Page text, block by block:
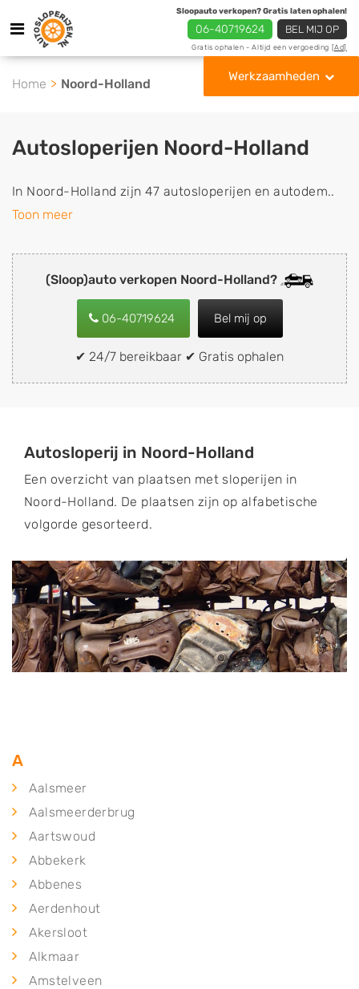
Sloopauto verkopen? Gratis laten ophalen!
06-40719624 BEL MIJ OP
Gratis ophalen - Altijd een vergoeding [Ad]
Werkzaamheden
Home Noord-Holland
(Sloop)auto verkopen Noord-Holland?
06-40719624 Bel mij op
✔ 24/7 bereikbaar ✔ Gratis ophalen
Autosloperijen Noord-Holland
In Noord-Holland zijn 47 autosloperijen en autodem..
Toon meer
Autosloperij in Noord-Holland
Een overzicht van plaatsen met sloperijen in
Noord-Holland. De plaatsen zijn op alfabetische
volgorde gesorteerd.
A
Aalsmeer
Aalsmeerderbrug
Aartswoud
Abbekerk
Abbenes
Aerdenhout
Akersloot
Alkmaar
Amstelveen